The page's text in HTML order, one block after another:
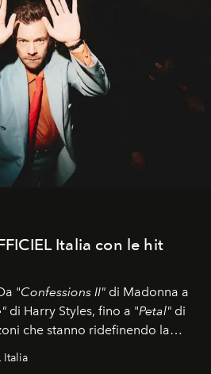
Italia con le hit
"Confessions II" di Madonna a
di Harry Styles, fino a "Petal" di
che stanno ridefinendo la
Italia